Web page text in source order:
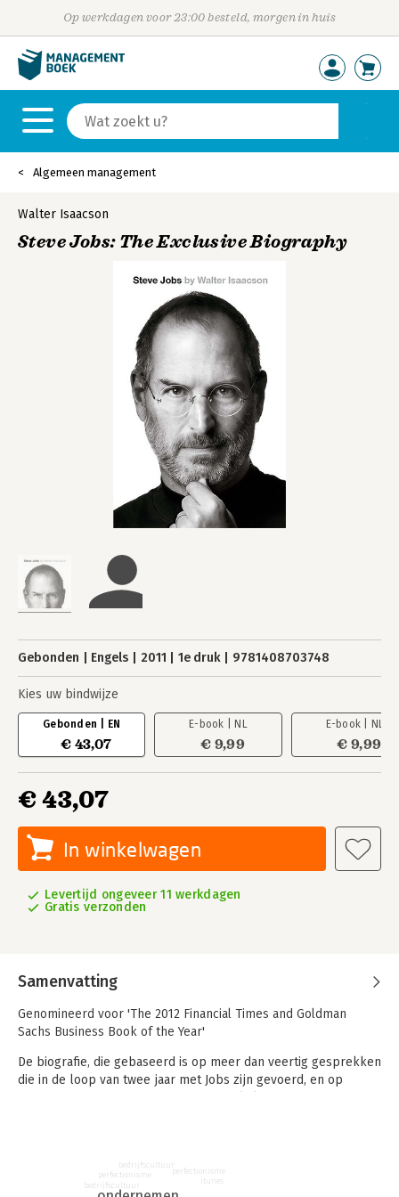
Op werkdagen voor 23:00 besteld, morgen in huis
Algemeen management
Walter Isaacson
Steve Jobs: The Exclusive Biography
Gebonden Engels 2011 1e druk 9781408703748
Kies uw bindwijze
Gebonden | EN
€ 43,07
E-book | NL
€ 9,99
E-book | NL
€ 9,99
€ 43,07
In winkelwagen
Levertijd ongeveer 11 werkdagen
Gratis verzonden
Samenvatting
Genomineerd voor 'The 2012 Financial Times and Goldman
Sachs Business Book of the Year'
De biografie, die gebaseerd is op meer dan veertig gesprekken
die in de loop van twee jaar met Jobs zijn gevoerd, en op
zes industrieën compleet op hun kop hebben gezet: pc's,
films, muziek, telefoons, tablet-pc's en de uitgeefwereld.
bedrijfscultuur
perfectionisme
bedrijfscultuur
perfectionisme
itunes